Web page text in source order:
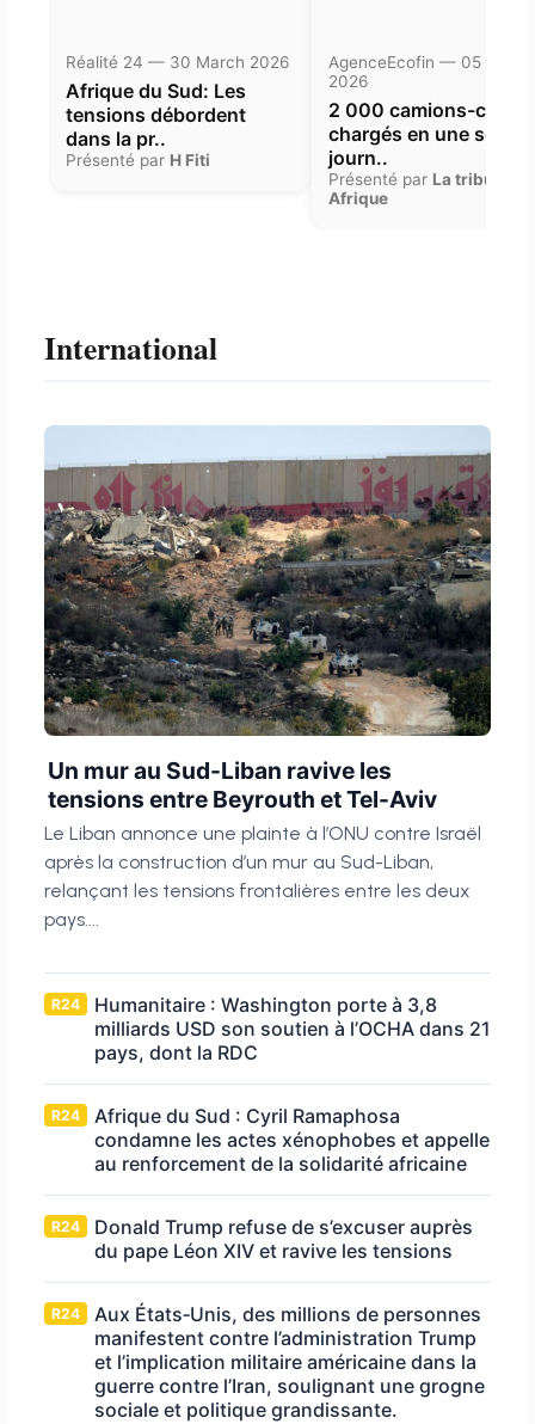
Réalité 24 — 30 March 2026
Afrique du Sud: Les
tensions débordent
dans la pr..
Présenté par H Fiti
AgenceEcofin — 05
2026
2 000 camions-
chargés en une seule
journ..
Présenté par La tribune
Afrique
International
Un mur au Sud-Liban ravive les
tensions entre Beyrouth et Tel-Aviv
Le Liban annonce une plainte à l’ONU contre Israël
après la construction d’un mur au Sud-Liban,
relançant les tensions frontalières entre les deux
pays....
R24
Humanitaire : Washington porte à 3,8
milliards USD son soutien à l’OCHA dans 21
pays, dont la RDC
R24
Afrique du Sud : Cyril Ramaphosa
condamne les actes xénophobes et appelle
au renforcement de la solidarité africaine
R24
Donald Trump refuse de s’excuser auprès
du pape Léon XIV et ravive les tensions
R24
Aux États‑Unis, des millions de personnes
manifestent contre l’administration Trump
et l’implication militaire américaine dans la
guerre contre l’Iran, soulignant une grogne
sociale et politique grandissante.